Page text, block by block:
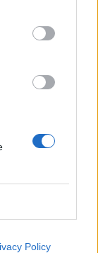
Policy